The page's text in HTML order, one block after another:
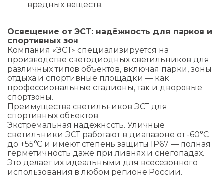
вредных веществ.
Освещение от ЭСТ: надёжность для парков и
спортивных зон
Компания «ЭСТ» специализируется на
производстве светодиодных светильников для
различных типов объектов, включая парки, зоны
отдыха и спортивные площадки — как
профессиональные стадионы, так и дворовые
спортзоны.
Преимущества светильников ЭСТ для
спортивных объектов
Экстремальная надёжность. Уличные
светильники ЭСТ работают в диапазоне от -60°C
до +55°C и имеют степень защиты IP67 — полная
герметичность даже при ливнях и снегопадах.
Это делает их идеальными для всесезонного
использования в любом регионе России.